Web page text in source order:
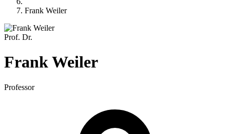
Frank Weiler
Prof. Dr.
FrankWeiler
Professor